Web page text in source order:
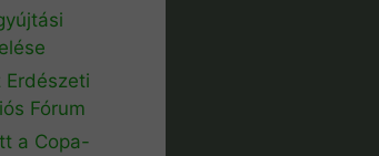
Erdészeti
Fórum
a Copa-